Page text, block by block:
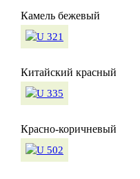
Камель бежевый
Китайский красный
Красно-коричневый